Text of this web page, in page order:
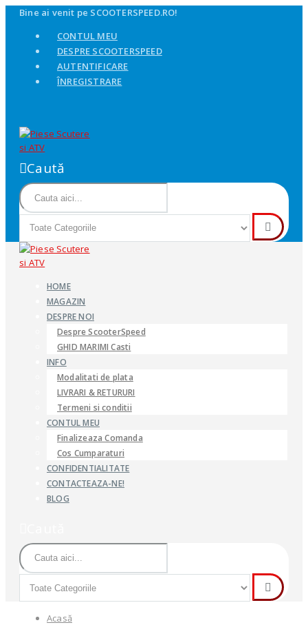
Bine ai venit pe SCOOTERSPEED.RO!
CONTUL MEU
DESPRE SCOOTERSPEED
AUTENTIFICARE
ÎNREGISTRARE
Caută
HOME
MAGAZIN
DESPRE NOI
Despre ScooterSpeed
GHID MARIMI Casti
INFO
Modalitati de plata
LIVRARI & RETURURI
Termeni si conditii
CONTUL MEU
Finalizeaza Comanda
Cos Cumparaturi
CONFIDENTIALITATE
CONTACTEAZA-NE!
BLOG
Acasă